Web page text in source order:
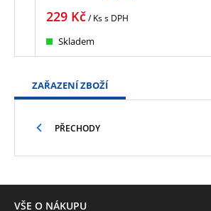
229 Kč/ Kss DPH
Skladem
ZAŘAZENÍ ZBOŽÍ
PŘECHODY
VŠE O NÁKUPU